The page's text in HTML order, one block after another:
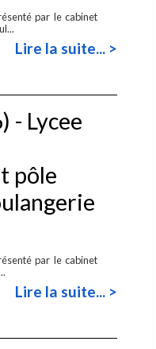
par le cabinet
Lire la suite... >
- Lycee
pôle
par le cabinet
Lire la suite... >